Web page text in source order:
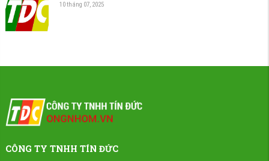
10 tháng 07, 2025
CÔNG TY TNHH TÍN ĐỨC